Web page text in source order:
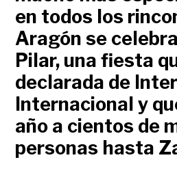
en todos los
Aragón se
Pilar, una fiesta
declarada de
Internacional y
año a cientos de
personas hasta